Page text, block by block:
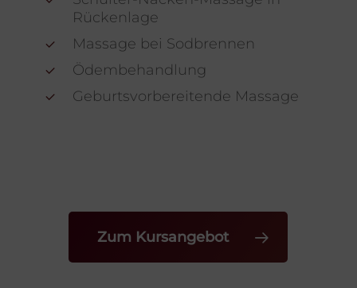
Rückenlage
Massage bei Sodbrennen
Ödembehandlung
Geburtsvorbereitende Massage
Zum Kursangebot